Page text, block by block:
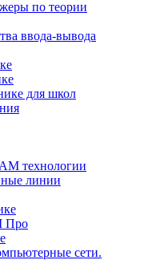
по теории
ввода-вывода
для школ
технологии
линии
Про
сети.